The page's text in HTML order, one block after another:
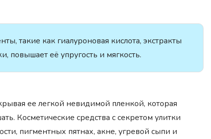
такие как гиалуроновая кислота, экстракты
повышает её упругость и мягкость.
ее легкой невидимой пленкой, которая
Косметические средства с секретом улитки
пигментных пятнах, акне, угревой сыпи и